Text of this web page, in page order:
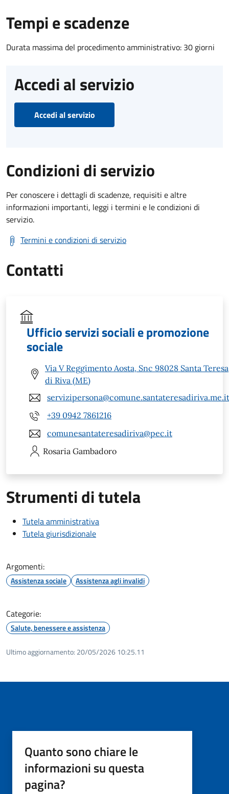
Tempi e scadenze
Durata massima del procedimento amministrativo: 30 giorni
Accedi al servizio
Accedi al servizio
Condizioni di servizio
Per conoscere i dettagli di scadenze, requisiti e altre
informazioni importanti, leggi i termini e le condizioni di
servizio.
Termini e condizioni di servizio
Contatti
Ufficio servizi sociali e promozione
sociale
Via V Reggimento Aosta, Snc 98028 Santa Teresa
di Riva (ME)
servizipersona@comune.santateresadiriva.me.it
+39 0942 7861216
comunesantateresadiriva@pec.it
Rosaria Gambadoro
Strumenti di tutela
Tutela amministrativa
Tutela giurisdizionale
Argomenti:
Assistenza sociale Assistenza agli invalidi
Categorie:
Salute, benessere e assistenza
Ultimo aggiornamento: 20/05/2026 10:25.11
Quanto sono chiare le
informazioni su questa
pagina?